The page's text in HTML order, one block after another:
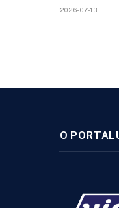
2026-07-13
O